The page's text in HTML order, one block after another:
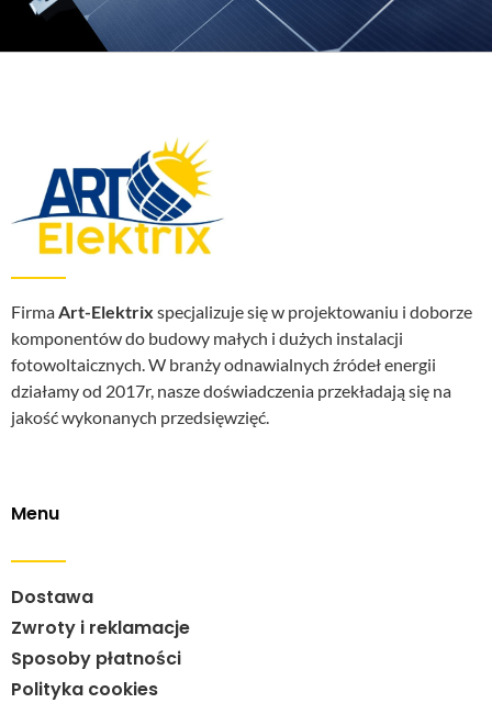
FirmaArt-Elektrix specjalizuje się w projektowaniu i doborze
komponentów do budowy małych i dużych instalacji
fotowoltaicznych. W branży odnawialnych źródeł energii
działamy od 2017r, nasze doświadczenia przekładają się na
jakość wykonanych przedsięwzięć.
Menu
Dostawa
Zwroty i reklamacje
Sposoby płatności
Polityka cookies